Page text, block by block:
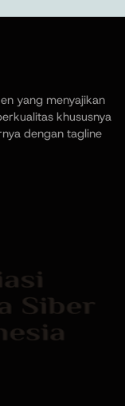
yang menyajikan
khususnya
dengan tagline